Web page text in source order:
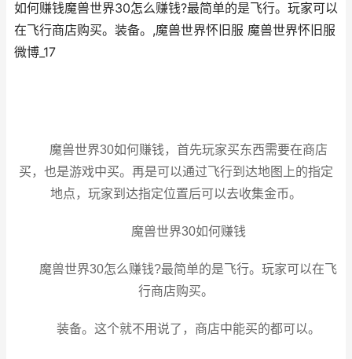
如何赚钱魔兽世界30怎么赚钱?最简单的是飞行。玩家可以
在飞行商店购买。装备。,魔兽世界怀旧服 魔兽世界怀旧服
微博_17
魔兽世界30如何赚钱，首先玩家买东西需要在商店
买，也是游戏中买。再是可以通过飞行到达地图上的指定
地点，玩家到达指定位置后可以去收集金币。
魔兽世界30如何赚钱
魔兽世界30怎么赚钱?最简单的是飞行。玩家可以在飞
行商店购买。
装备。这个就不用说了，商店中能买的都可以。